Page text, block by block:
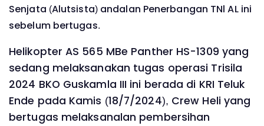
Senjata (Alutsista) andalan Penerbangan TNl AL ini
sebelum bertugas.
Helikopter AS 565 MBe Panther HS-1309 yang
sedang melaksanakan tugas operasi Trisila
2024 BKO Guskamla III ini berada di KRI Teluk
Ende pada Kamis (18/7/2024), Crew Heli yang
bertugas melaksanalan pembersihan